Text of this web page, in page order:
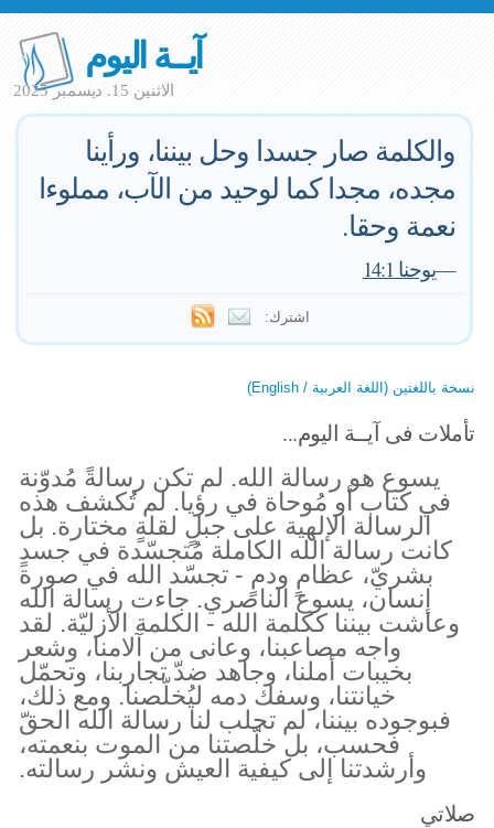
آيــة اليوم
الاثنين 15. ديسمبر 2025
والكلمة صار جسدا وحل بيننا، ورأينا
مجده، مجدا كما لوحيد من الآب، مملوءا
نعمة وحقا.
—يوحنا 14:1
اشترك:
نسخة باللغتين (اللغة العربية / English)
تأملات فى آيــة اليوم...
يسوع هو رسالة الله. لم تكن رسالةً مُدوّنة
في كتاب أو مُوحاة في رؤيا. لم تُكشف هذه
الرسالة الإلهية على جبلٍ لقلةٍ مختارة. بل
كانت رسالة الله الكاملة مُتجسّدة في جسدٍ
بشريّ، عظامٍ ودمٍ - تجسّد الله في صورة
إنسان، يسوع الناصري. جاءت رسالة الله
وعاشت بيننا ككلمة الله - الكلمة الأزليّة. لقد
واجه مصاعبنا، وعانى من آلامنا، وشعر
بخيبات أملنا، وجاهد ضدّ تجاربنا، وتحمّل
خيانتنا، وسفك دمه ليُخلّصنا. ومع ذلك،
فبوجوده بيننا، لم تجلب لنا رسالة الله الحقّ
فحسب، بل خلّصتنا من الموت بنعمته،
وأرشدتنا إلى كيفية العيش ونشر رسالته.
صلاتي